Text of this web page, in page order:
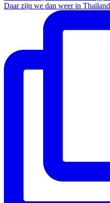
Daar zijn we dan weer in Thailand